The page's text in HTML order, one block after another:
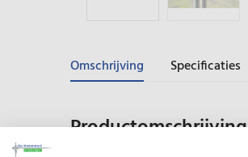
Omschrijving Specificaties
Productomschrijving